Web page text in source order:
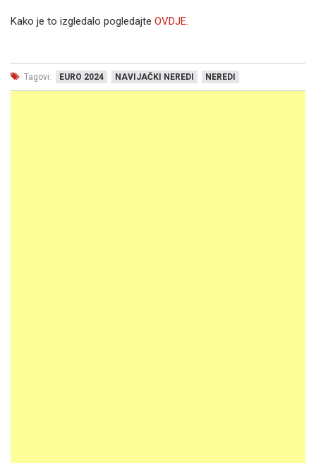
Kako je to izgledalo pogledajte OVDJE.
Tagovi: EURO 2024 NAVIJAČKI NEREDI NEREDI